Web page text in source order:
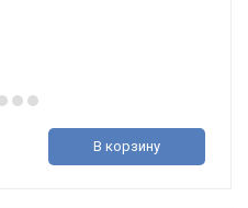
В корзину